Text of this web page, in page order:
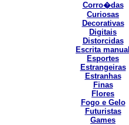
Corro�das
Curiosas
Decorativas
Digitais
Distorcidas
Escrita manual
Esportes
Estrangeiras
Estranhas
Finas
Flores
Fogo e Gelo
Futuristas
Games